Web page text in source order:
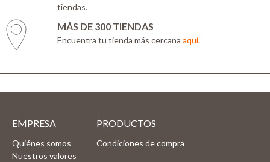
tiendas.
MÁS DE 300 TIENDAS
Encuentra tu tienda más cercana aquí.
EMPRESA
Quiénes somos
Nuestros valores
PRODUCTOS
Condiciones de compra